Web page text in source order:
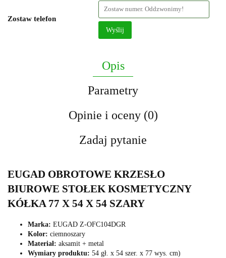
Zostaw telefon
Wyślij
Opis
Parametry
Opinie i oceny (0)
Zadaj pytanie
EUGAD OBROTOWE KRZESŁO
BIUROWE STOŁEK KOSMETYCZNY
KÓŁKA 77 X 54 X 54 SZARY
Marka: EUGAD Z-OFC104DGR
Kolor: ciemnoszary
Materiał: aksamit + metal
Wymiary produktu: 54 gł. x 54 szer. x 77 wys. cm)